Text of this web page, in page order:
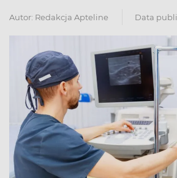
Autor: Redakcja Apteline Data